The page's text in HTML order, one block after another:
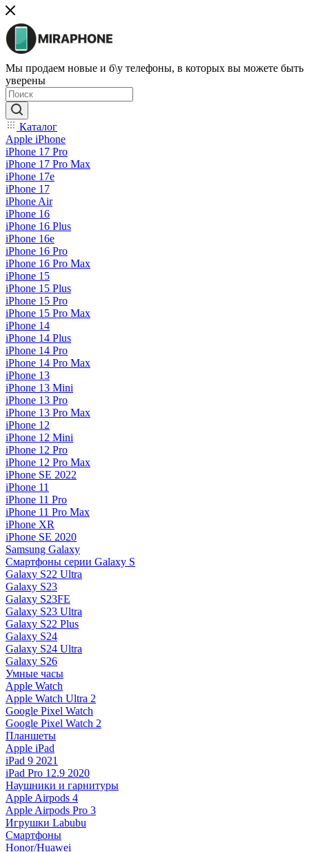
Мы продаем новые и б\у телефоны, в которых вы можете быть
уверены
Каталог
Apple iPhone
iPhone 17 Pro
iPhone 17 Pro Max
iPhone 17e
iPhone 17
iPhone Air
iPhone 16
iPhone 16 Plus
iPhone 16e
iPhone 16 Pro
iPhone 16 Pro Max
iPhone 15
iPhone 15 Plus
iPhone 15 Pro
iPhone 15 Pro Max
iPhone 14
iPhone 14 Plus
iPhone 14 Pro
iPhone 14 Pro Max
iPhone 13
iPhone 13 Mini
iPhone 13 Pro
iPhone 13 Pro Max
iPhone 12
iPhone 12 Mini
iPhone 12 Pro
iPhone 12 Pro Max
iPhone SE 2022
iPhone 11
iPhone 11 Pro
iPhone 11 Pro Max
iPhone XR
iPhone SE 2020
Samsung Galaxy
Смартфоны серии Galaxy S
Galaxy S22 Ultra
Galaxy S23
Galaxy S23FE
Galaxy S23 Ultra
Galaxy S22 Plus
Galaxy S24
Galaxy S24 Ultra
Galaxy S26
Умные часы
Apple Watch
Apple Watch Ultra 2
Google Pixel Watch
Google Pixel Watch 2
Планшеты
Apple iPad
iPad 9 2021
iPad Pro 12.9 2020
Наушники и гарнитуры
Apple Airpods 4
Apple Airpods Pro 3
Игрушки Labubu
Смартфоны
Honor/Huawei